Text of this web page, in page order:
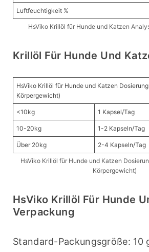
Luftfeuchtigkeit %
HsViko Krillöl für Hunde und Katzen
Krillöl Für Hunde Und
HsViko Krillöl für Hunde und Katzen
Körpergewicht)
<10kg 1 Kapsel/Tag
10-20kg 1-2 Kapseln/Tag
Über 20kg 2-4 Kapseln/Tag
HsViko Krillöl für Hunde und Katzen
Körpergewicht)
HsViko Krillöl Für Hunde
Verpackung
Standard-Packungsgröße: 10